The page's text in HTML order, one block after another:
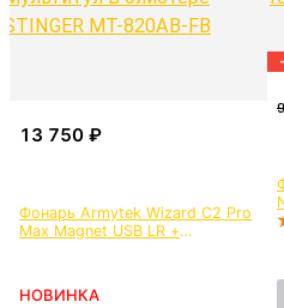
Фонарь Armytek Wizard C2 Pro
Max Magnet USB LR +
НОВИНКА